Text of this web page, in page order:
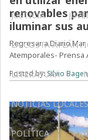
JUSTICIA
LA COSTA
LITERATURA
NOTICIAS
POLÍTICA
renovables
iluminar sus
Regresar a Diario
Atemporales- Prensa
Posted by:Silvio